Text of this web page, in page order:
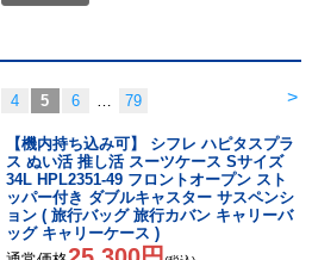
>
4 5 6 … 79
【機内持ち込み可】 シフレ ハピタスプラ
ス ぬい活 推し活 スーツケース Sサイズ
34L HPL2351-49 フロントオープン スト
ッパー付き ダブルキャスター サスペンシ
ョン ( 旅行バッグ 旅行カバン キャリーバ
ッグ キャリーケース )